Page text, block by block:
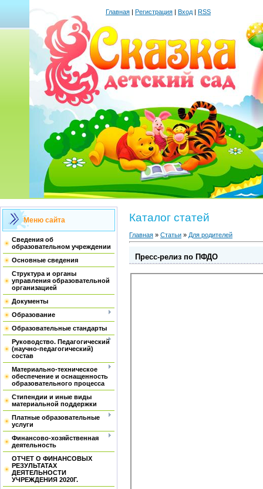
Главная | Регистрация | Вход | RSS
Меню сайта
Сведения об
образовательном учреждении
Основные сведения
Структура и органы
управления образовательной
организацией
Документы
Образование
Образовательные стандарты
Руководство. Педагогический
(научно-педагогический)
состав
Материально-техническое
обеспечение и оснащенность
образовательного процесса
Стипендии и иные виды
материальной поддержки
Платные образовательные
услуги
Финансово-хозяйственная
деятельность
ОТЧЕТ О ФИНАНСОВЫХ
РЕЗУЛЬТАТАХ
ДЕЯТЕЛЬНОСТИ
УЧРЕЖДЕНИЯ 2020Г.
Каталог статей
Главная » Статьи » Для родителей
Пресс-релиз по ПФДО